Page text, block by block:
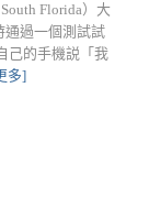
Florida）大
通過一個測試試
己的手機説「我
多]